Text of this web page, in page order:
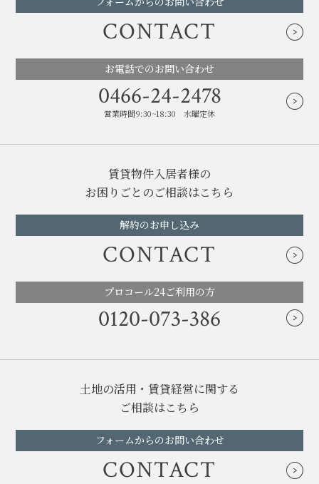
CONTACT
お電話でのお問い合わせ
0466-24-2478
営業時間9:30~18:30 水曜定休
賃貸物件入居者様の
お困りごとのご相談はこちら
解約のお申し込み
CONTACT
プロコール24ご利用の方
0120-073-386
土地の活用・賃貸経営に関する
ご相談はこちら
フォームからのお問い合わせ
CONTACT